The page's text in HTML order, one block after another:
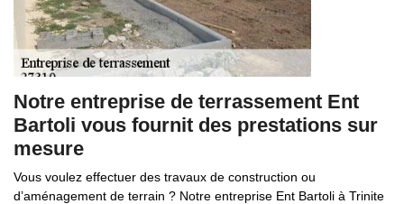
Notre entreprise de terrassement Ent
Bartoli vous fournit des prestations sur
mesure
Vous voulez effectuer des travaux de construction ou
d’aménagement de terrain ? Notre entreprise Ent Bartoli à Trinite